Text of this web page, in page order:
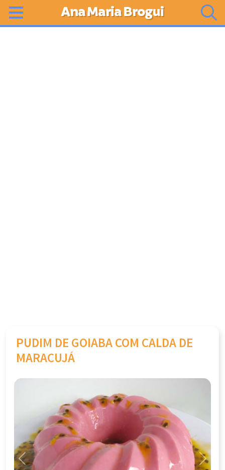
Ana Maria Brogui
PUDIM DE GOIABA COM CALDA DE
MARACUJÁ
Previous Next